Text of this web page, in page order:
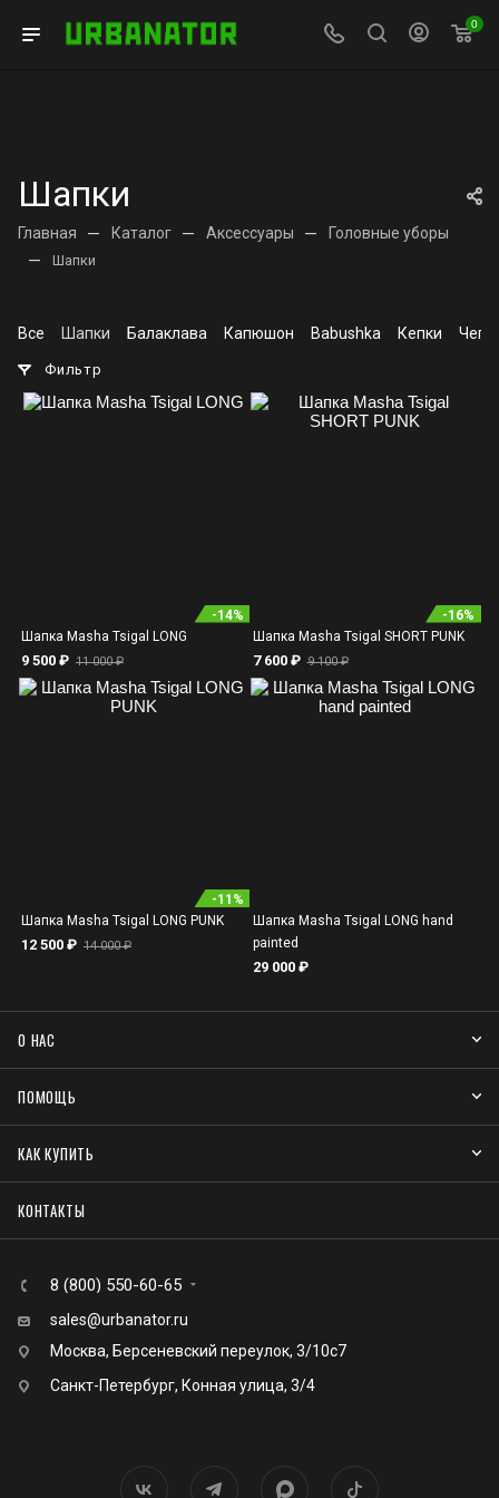
0
Шапки
Главная — Каталог — Аксессуары — Головные уборы
— Шапки
Все Шапки Балаклава Капюшон Babushka Кепки
Фильтр
-14%
Шапка Masha Tsigal LONG
9 500 ₽ 11 000 ₽
-16%
Шапка Masha Tsigal SHORT PUNK
7 600 ₽ 9 100 ₽
-11 %
Шапка Masha Tsigal LONG PUNK
12 500 ₽ 14 000 ₽
Шапка Masha Tsigal LONG hand
painted
29 000 ₽
О НАС
ПОМОЩЬ
КАК КУПИТЬ
КОНТАКТЫ
8 (800) 550-60-65
sales@urbanator.ru
Москва, Берсеневский переулок, 3/10с7
Санкт-Петербург, Конная улица, 3/4